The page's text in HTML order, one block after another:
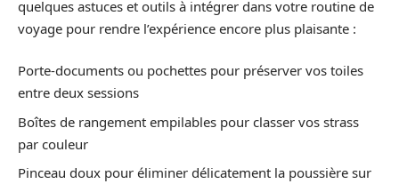
quelques astuces et outils à intégrer dans votre routine de
voyage pour rendre l’expérience encore plus plaisante :
Porte-documents ou pochettes pour préserver vos toiles
entre deux sessions
Boîtes de rangement empilables pour classer vos strass
par couleur
Pinceau doux pour éliminer délicatement la poussière sur